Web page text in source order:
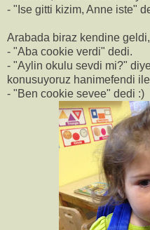
- "Ise gitti kizim, Anne iste"
Arabada biraz kendine
- "Aba cookie verdi" dedi.
- "Aylin okulu sevdi mi?"
konusuyoruz hanimefendi
- "Ben cookie sevee" dedi :)